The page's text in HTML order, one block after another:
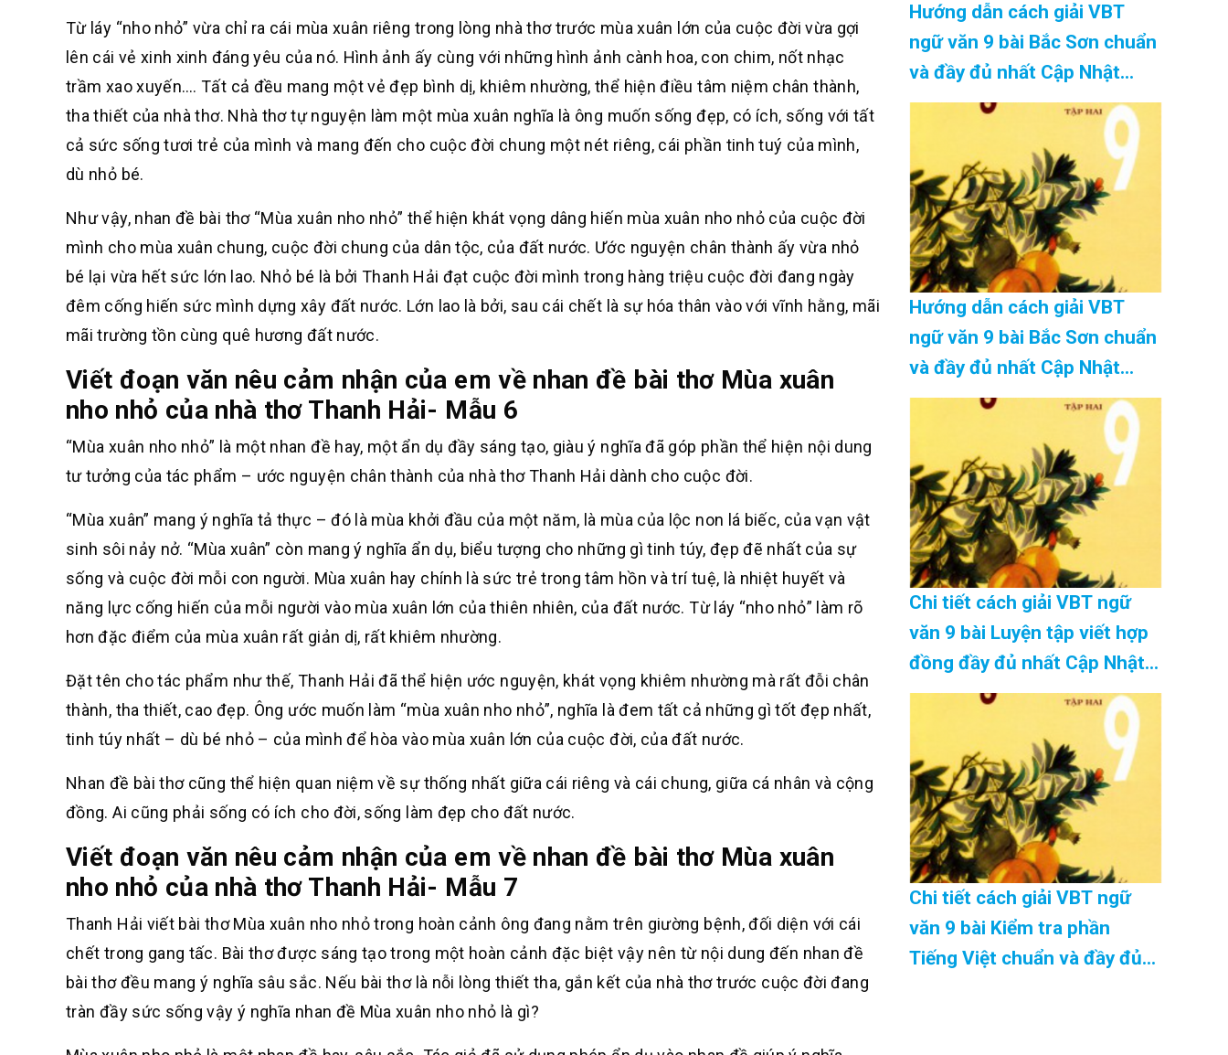
Từ láy “nho nhỏ” vừa chỉ ra cái mùa xuân riêng trong lòng nhà thơ trước mùa xuân lớn của cuộc đời vừa gợi
lên cái vẻ xinh xinh đáng yêu của nó. Hình ảnh ấy cùng với những hình ảnh cành hoa, con chim, nốt nhạc
trầm xao xuyến…. Tất cả đều mang một vẻ đẹp bình dị, khiêm nhường, thể hiện điều tâm niệm chân thành,
tha thiết của nhà thơ. Nhà thơ tự nguyện làm một mùa xuân nghĩa là ông muốn sống đẹp, có ích, sống với tất
cả sức sống tươi trẻ của mình và mang đến cho cuộc đời chung một nét riêng, cái phần tinh tuý của mình,
dù nhỏ bé.
Như vậy, nhan đề bài thơ “Mùa xuân nho nhỏ” thể hiện khát vọng dâng hiến mùa xuân nho nhỏ của cuộc đời
mình cho mùa xuân chung, cuộc đời chung của dân tộc, của đất nước. Ước nguyện chân thành ấy vừa nhỏ
bé lại vừa hết sức lớn lao. Nhỏ bé là bởi Thanh Hải đạt cuộc đời mình trong hàng triệu cuộc đời đang ngày
đêm cống hiến sức mình dựng xây đất nước. Lớn lao là bởi, sau cái chết là sự hóa thân vào với vĩnh hằng, mãi
mãi trường tồn cùng quê hương đất nước.
Viết đoạn văn nêu cảm nhận của em về nhan đề bài thơ Mùa xuân
nho nhỏ của nhà thơ Thanh Hải- Mẫu 6
“Mùa xuân nho nhỏ” là một nhan đề hay, một ẩn dụ đầy sáng tạo, giàu ý nghĩa đã góp phần thể hiện nội dung
tư tưởng của tác phẩm – ước nguyện chân thành của nhà thơ Thanh Hải dành cho cuộc đời.
“Mùa xuân” mang ý nghĩa tả thực – đó là mùa khởi đầu của một năm, là mùa của lộc non lá biếc, của vạn vật
sinh sôi nảy nở. “Mùa xuân” còn mang ý nghĩa ẩn dụ, biểu tượng cho những gì tinh túy, đẹp đẽ nhất của sự
sống và cuộc đời mỗi con người. Mùa xuân hay chính là sức trẻ trong tâm hồn và trí tuệ, là nhiệt huyết và
năng lực cống hiến của mỗi người vào mùa xuân lớn của thiên nhiên, của đất nước. Từ láy “nho nhỏ” làm rõ
hơn đặc điểm của mùa xuân rất giản dị, rất khiêm nhường.
Đặt tên cho tác phẩm như thế, Thanh Hải đã thể hiện ước nguyện, khát vọng khiêm nhường mà rất đỗi chân
thành, tha thiết, cao đẹp. Ông ước muốn làm “mùa xuân nho nhỏ”, nghĩa là đem tất cả những gì tốt đẹp nhất,
tinh túy nhất – dù bé nhỏ – của mình để hòa vào mùa xuân lớn của cuộc đời, của đất nước.
Nhan đề bài thơ cũng thể hiện quan niệm về sự thống nhất giữa cái riêng và cái chung, giữa cá nhân và cộng
đồng. Ai cũng phải sống có ích cho đời, sống làm đẹp cho đất nước.
Viết đoạn văn nêu cảm nhận của em về nhan đề bài thơ Mùa xuân
nho nhỏ của nhà thơ Thanh Hải- Mẫu 7
Thanh Hải viết bài thơ Mùa xuân nho nhỏ trong hoàn cảnh ông đang nằm trên giường bệnh, đối diện với cái
chết trong gang tấc. Bài thơ được sáng tạo trong một hoàn cảnh đặc biệt vậy nên từ nội dung đến nhan đề
bài thơ đều mang ý nghĩa sâu sắc. Nếu bài thơ là nỗi lòng thiết tha, gắn kết của nhà thơ trước cuộc đời đang
tràn đầy sức sống vậy ý nghĩa nhan đề Mùa xuân nho nhỏ là gì?
Hướng dẫn cách giải VBT
ngữ văn 9 bài Bắc Sơn chuẩn
và đầy đủ nhất Cập Nhật
08/2026
Hướng dẫn cách giải VBT
ngữ văn 9 bài Bắc Sơn chuẩn
và đầy đủ nhất Cập Nhật
08/2026
Chi tiết cách giải VBT ngữ
văn 9 bài Luyện tập viết hợp
đồng đầy đủ nhất Cập Nhật
08/2026
Chi tiết cách giải VBT ngữ
văn 9 bài Kiểm tra phần
Tiếng Việt chuẩn và đầy đủ